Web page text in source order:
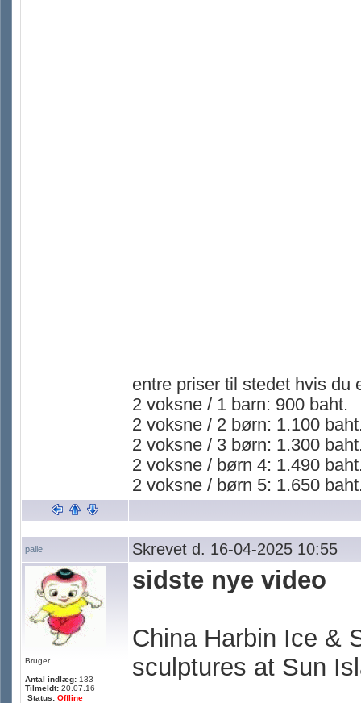
entre priser til stedet hvis du
2 voksne / 1 barn: 900 baht.
2 voksne / 2 børn: 1.100
2 voksne / 3 børn: 1.300
2 voksne / børn 4: 1.490
2 voksne / børn 5: 1.650
palle Skrevet d. 16-04-2025 10:55
Bruger
Antal indlæg: 133
Tilmeldt: 20.07.16
Status: Offline
sidste nye video
China Harbin Ice &
sculptures at Sun